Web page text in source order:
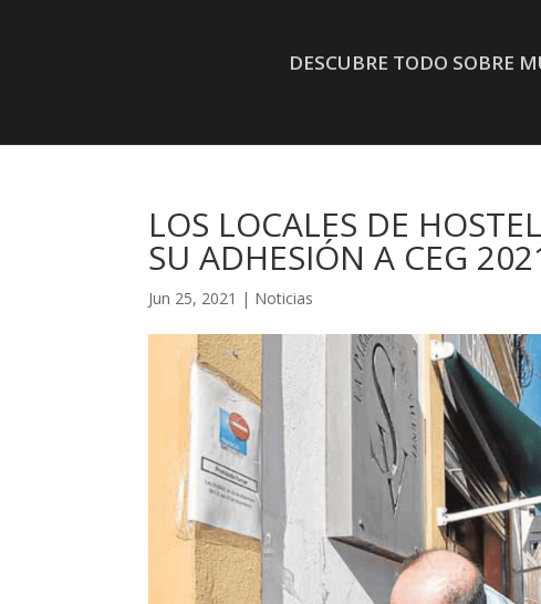
DESCUBRE TODO SOBRE
LOS LOCALES DE
SU ADHESIÓN A CEG
Jun 25, 2021 | Noticias